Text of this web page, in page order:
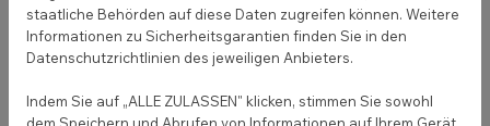
Was ist beim Webdesign
und Branding zu beachten?
staatliche Behörden auf diese Daten zugreifen können. Weitere
Informationen zu Sicherheitsgarantien finden Sie in den
Datenschutzrichtlinien des jeweiligen Anbieters.
Indem Sie auf „ALLE ZULASSEN" klicken, stimmen Sie sowohl
dem Speichern und Abrufen von Informationen auf Ihrem Gerät